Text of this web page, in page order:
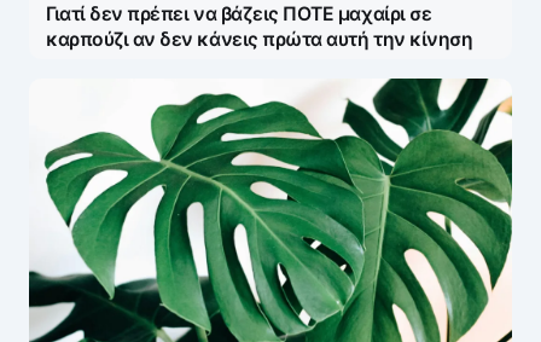
Γιατί δεν πρέπει να βάζεις ΠΟΤΕ μαχαίρι σε
καρπούζι αν δεν κάνεις πρώτα αυτή την κίνηση